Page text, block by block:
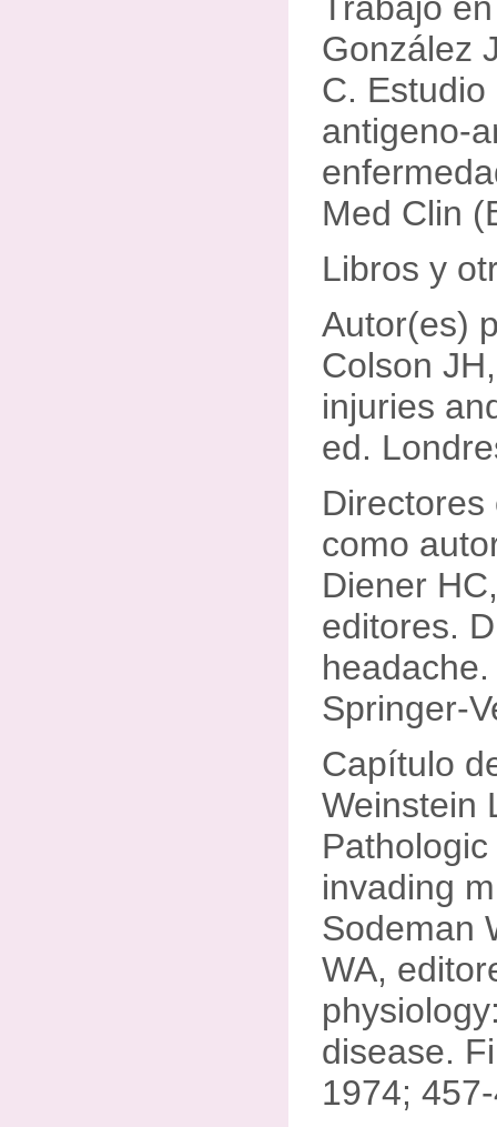
González
C.
antigeno-
Med Clin
Libros y
Autor(es)
Colson
injuries
ed.
como
Diener
editores.
Springer-
Capítulo
Weinstein
invading
Sodeman
WA,
disease.
1974;